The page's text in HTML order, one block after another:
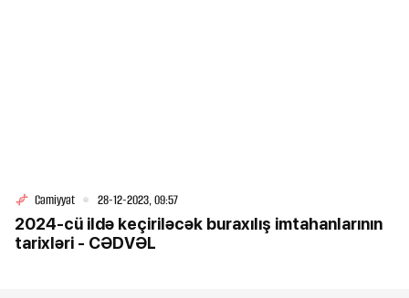
Cəmiyyət 28-12-2023, 09:57
2024-cü ildə keçiriləcək buraxılış imtahanlarının
tarixləri - CƏDVƏL